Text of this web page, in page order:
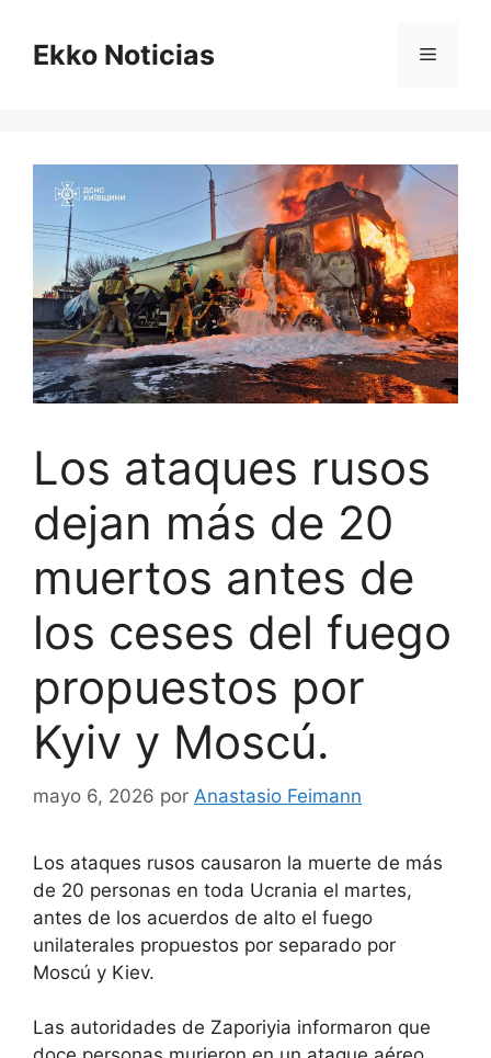
contenido
Ekko Noticias Menú
Los ataques rusos
dejan más de 20
muertos antes de
los ceses del fuego
propuestos por
Kyiv y Moscú.
mayo 6, 2026 por Anastasio Feimann
Los ataques rusos causaron la muerte de más
de 20 personas en toda Ucrania el martes,
antes de los acuerdos de alto el fuego
unilaterales propuestos por separado por
Moscú y Kiev.
Las autoridades de Zaporiyia informaron que